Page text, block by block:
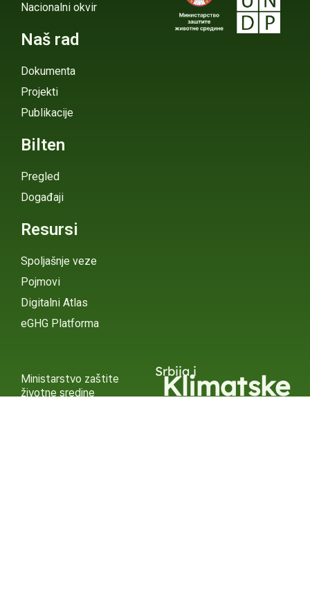
Nacionalni okvir
Naš rad
Dokumenta
Projekti
Publikacije
Bilten
Pregled
Događaji
Resursi
Spoljašnje veze
Pojmovi
Digitalni Atlas
eGHG Platforma
Ministarstvo zaštite
životne sredine
Srbija i
Klimatske